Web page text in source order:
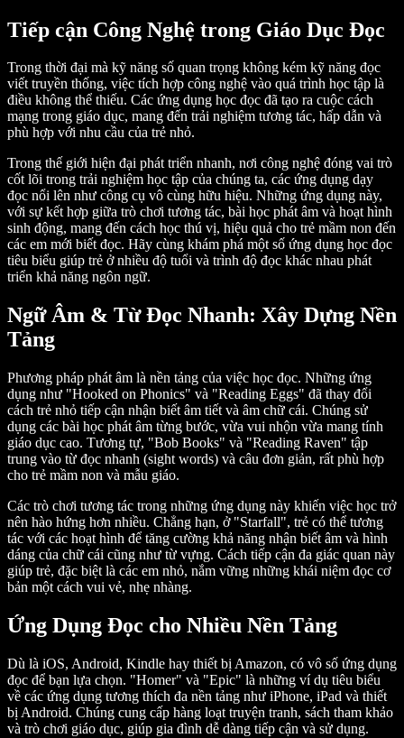
Tiếp cận Công Nghệ trong Giáo Dục Đọc
Trong thời đại mà kỹ năng số quan trọng không kém kỹ năng đọc
viết truyền thống, việc tích hợp công nghệ vào quá trình học tập là
điều không thể thiếu. Các ứng dụng học đọc đã tạo ra cuộc cách
mạng trong giáo dục, mang đến trải nghiệm tương tác, hấp dẫn và
phù hợp với nhu cầu của trẻ nhỏ.
Trong thế giới hiện đại phát triển nhanh, nơi công nghệ đóng vai trò
cốt lõi trong trải nghiệm học tập của chúng ta, các ứng dụng dạy
đọc nổi lên như công cụ vô cùng hữu hiệu. Những ứng dụng này,
với sự kết hợp giữa trò chơi tương tác, bài học phát âm và hoạt hình
sinh động, mang đến cách học thú vị, hiệu quả cho trẻ mầm non đến
các em mới biết đọc. Hãy cùng khám phá một số ứng dụng học đọc
tiêu biểu giúp trẻ ở nhiều độ tuổi và trình độ đọc khác nhau phát
triển khả năng ngôn ngữ.
Ngữ Âm & Từ Đọc Nhanh: Xây Dựng Nền
Tảng
Phương pháp phát âm là nền tảng của việc học đọc. Những ứng
dụng như "Hooked on Phonics" và "Reading Eggs" đã thay đổi
cách trẻ nhỏ tiếp cận nhận biết âm tiết và âm chữ cái. Chúng sử
dụng các bài học phát âm từng bước, vừa vui nhộn vừa mang tính
giáo dục cao. Tương tự, "Bob Books" và "Reading Raven" tập
trung vào từ đọc nhanh (sight words) và câu đơn giản, rất phù hợp
cho trẻ mầm non và mẫu giáo.
Các trò chơi tương tác trong những ứng dụng này khiến việc học trở
nên hào hứng hơn nhiều. Chẳng hạn, ở "Starfall", trẻ có thể tương
tác với các hoạt hình để tăng cường khả năng nhận biết âm và hình
dáng của chữ cái cũng như từ vựng. Cách tiếp cận đa giác quan này
giúp trẻ, đặc biệt là các em nhỏ, nắm vững những khái niệm đọc cơ
bản một cách vui vẻ, nhẹ nhàng.
Ứng Dụng Đọc cho Nhiều Nền Tảng
Dù là iOS, Android, Kindle hay thiết bị Amazon, có vô số ứng dụng
đọc để bạn lựa chọn. "Homer" và "Epic" là những ví dụ tiêu biểu
về các ứng dụng tương thích đa nền tảng như iPhone, iPad và thiết
bị Android. Chúng cung cấp hàng loạt truyện tranh, sách tham khảo
và trò chơi giáo dục, giúp gia đình dễ dàng tiếp cận và sử dụng.